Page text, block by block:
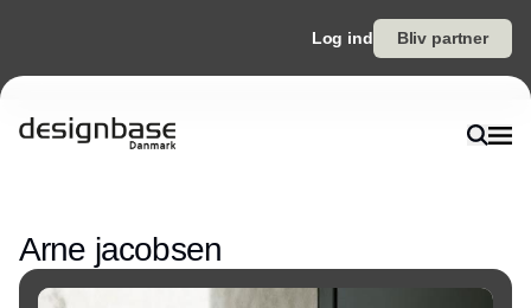
Log ind Bliv partner
Arne jacobsen